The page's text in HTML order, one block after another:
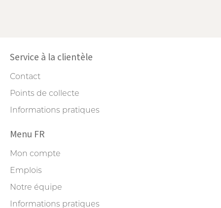
Service à la clientèle
Contact
Points de collecte
Informations pratiques
Menu FR
Mon compte
Emplois
Notre équipe
Informations pratiques